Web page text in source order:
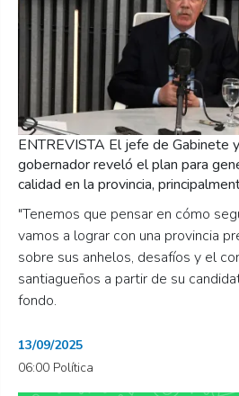
"Tenemos que pensar en cómo
vamos a lograr con una provincia
sobre sus anhelos, desafíos y el
santiagueños a partir de su
fondo.
ENTREVISTA El jefe de Gabinete
gobernador reveló el plan para
calidad en la provincia,
13/09/2025
06:00 Política